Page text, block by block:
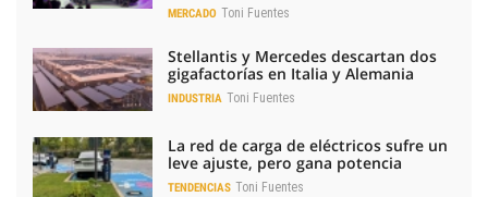
MERCADO Toni Fuentes
Stellantis y Mercedes descartan dos
gigafactorías en Italia y Alemania
INDUSTRIA Toni Fuentes
La red de carga de eléctricos sufre un
leve ajuste, pero gana potencia
TENDENCIAS Toni Fuentes